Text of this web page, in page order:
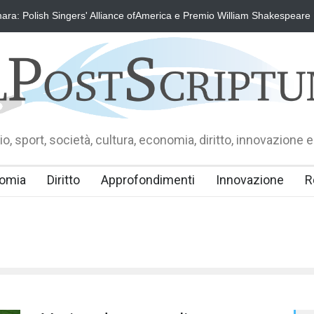
Polish Singers' Alliance ofAmerica e Premio William Shakespeare
sport, società, cultura, economia, diritto, innovazione
Diritto Approfondimenti Innovazione